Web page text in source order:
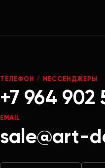
ТЕЛЕФОН / МЕССЕНДЖЕРЫ
+7 964 902
EMAIL
sale@art-